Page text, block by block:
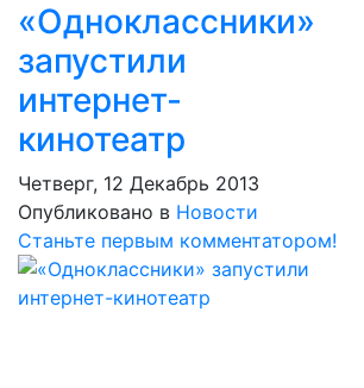
«Одноклассники»
запустили
интернет-
кинотеатр
Четверг, 12 Декабрь 2013
Опубликовано в Новости
Станьте первым комментатором!